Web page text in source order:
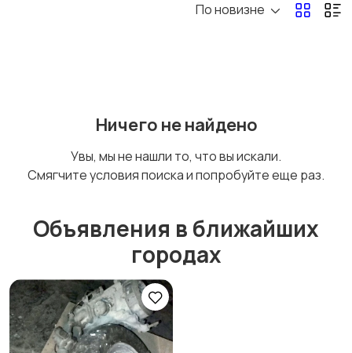
Снегоходы
По новизне
Ничего не найдено
Увы, мы не нашли то, что вы искали.
Смягчите условия поиска и попробуйте еще раз.
Объявления в ближайших
городах